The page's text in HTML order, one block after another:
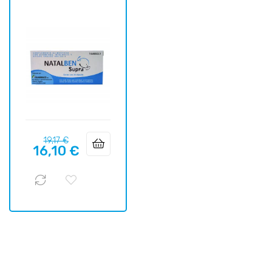
Precio
regular
19,17 €Precio
16,10 €